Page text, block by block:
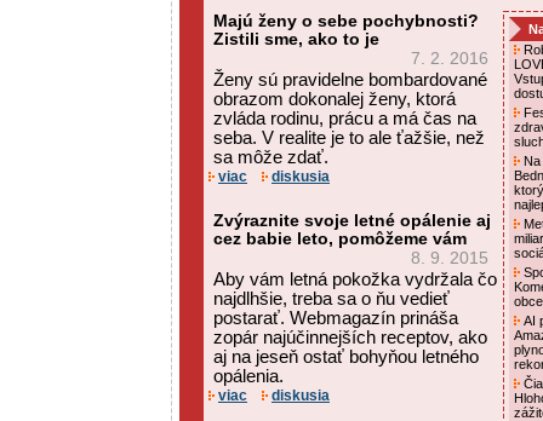
Majú ženy o sebe pochybnosti?
Zistili sme, ako to je
7. 2. 2016
Ženy sú pravidelne bombardované
obrazom dokonalej ženy, ktorá
zvláda rodinu, prácu a má čas na
seba. V realite je to ale ťažšie, než
sa môže zdať.
viac diskusia
Zvýraznite svoje letné opálenie aj
cez babie leto, pomôžeme vám
8. 9. 2015
Aby vám letná pokožka vydržala čo
najdlhšie, treba sa o ňu vedieť
postarať. Webmagazín prináša
zopár najúčinnejších receptov, ako
aj na jeseň ostať bohyňou letného
opálenia.
viac diskusia
AI